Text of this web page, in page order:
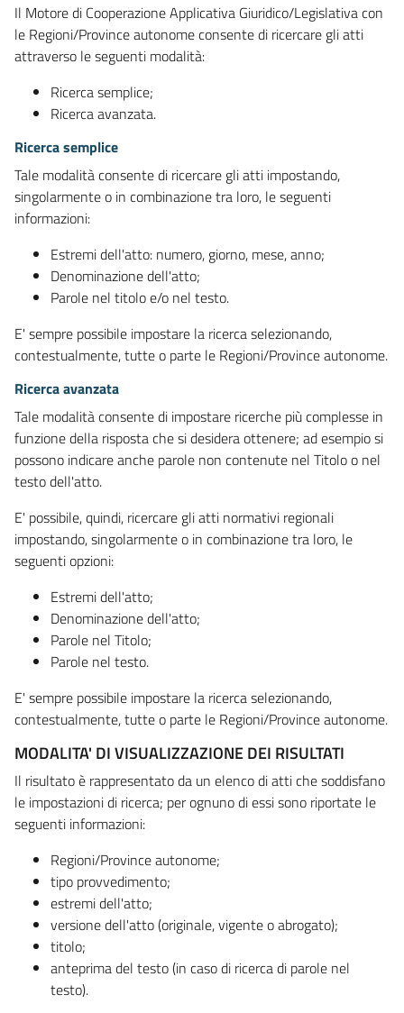
Il Motore di Cooperazione Applicativa Giuridico/Legislativa con
le Regioni/Province autonome consente di ricercare gli atti
attraverso le seguenti modalità:
Ricerca semplice;
Ricerca avanzata.
Ricerca semplice
Tale modalità consente di ricercare gli atti impostando,
singolarmente o in combinazione tra loro, le seguenti
informazioni:
Estremi dell'atto: numero, giorno, mese, anno;
Denominazione dell'atto;
Parole nel titolo e/o nel testo.
E' sempre possibile impostare la ricerca selezionando,
contestualmente, tutte o parte le Regioni/Province autonome.
Ricerca avanzata
Tale modalità consente di impostare ricerche più complesse in
funzione della risposta che si desidera ottenere; ad esempio si
possono indicare anche parole non contenute nel Titolo o nel
testo dell'atto.
E' possibile, quindi, ricercare gli atti normativi regionali
impostando, singolarmente o in combinazione tra loro, le
seguenti opzioni:
Estremi dell'atto;
Denominazione dell'atto;
Parole nel Titolo;
Parole nel testo.
E' sempre possibile impostare la ricerca selezionando,
contestualmente, tutte o parte le Regioni/Province autonome.
MODALITA' DI VISUALIZZAZIONE DEI RISULTATI
Il risultato è rappresentato da un elenco di atti che soddisfano
le impostazioni di ricerca; per ognuno di essi sono riportate le
seguenti informazioni:
Regioni/Province autonome;
tipo provvedimento;
estremi dell'atto;
versione dell'atto (originale, vigente o abrogato);
titolo;
anteprima del testo (in caso di ricerca di parole nel
testo).